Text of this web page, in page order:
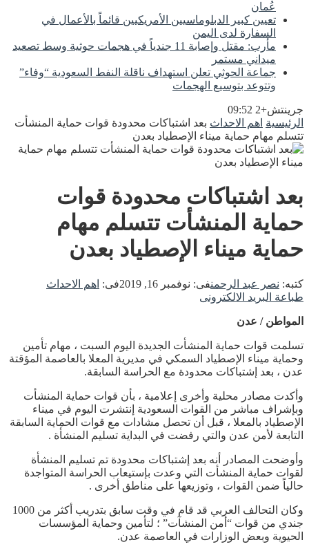
عُمان
تعيين كبير الدبلوماسيين الأمريكيين قائماً بالأعمال في
السفارة لدى اليمن
مأرب: مقتل وإصابة 11 جندياً في هجمات حوثية وسط تصعيد
ميداني مستمر
جماعة الحوثي تعلن استهداف ناقلة النفط السعودية “وفاء”
وتتوعد بتوسيع الهجمات
جرينتش+2 09:52
الرئيسية اهم الاحداث بعد اشتباكات محدودة قوات حماية المنشأت
تتسلم مهام حماية ميناء الإصطياد بعدن
بعد اشتباكات محدودة قوات
حماية المنشأت تتسلم مهام
حماية ميناء الإصطياد بعدن
كتبه: نصر عبد الرحمنفى: نوفمبر 16, 2019 فى: اهم الاحداث
طباعة البريد الالكترونى
المواطن / عدن
تسلمت قوات حماية المنشأت الجديدة اليوم السبت ، مهام تأمين
وحماية ميناء الإصطياد السمكي في مديرية المعلا بالعاصمة المؤقتة
عدن ، بعد إشتباكات محدودة مع الحراسة السابقة.
وأكدت مصادر محلية وأخرى إعلامية ، بأن قوات حماية المنشأت
وبإشراف مباشر من القوات السعودية إنتشرت اليوم في ميناء
الإصطياد بالمعلا ، قبل أن تحصل مشادات مع قوات الحماية السابقة
التابعة لأمن عدن والتي رفضت في البداية تسليم المنشأة .
وأوضحت المصادر أنه بعد إشتباكات محدودة تم تسليم المنشأة
لقوات حماية المنشأت التي وعدت بإستيعاب الحراسة المتواجدة
حالياً ضمن القوات ، وتوزيعها على مناطق أخرى .
وكان التحالف العربي قد قام في وقت سابق بتدريب أكثر من 1000
جندي من قوات “أمن المنشآت” ؛ لتأمين وحماية المؤسسات
الحيوية وبعض الوزارات في العاصمة عدن.